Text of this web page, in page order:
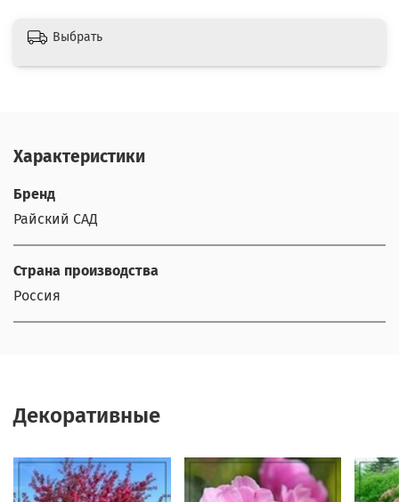
Выбрать
Характеристики
Бренд
Райский САД
Страна производства
Россия
Декоративные